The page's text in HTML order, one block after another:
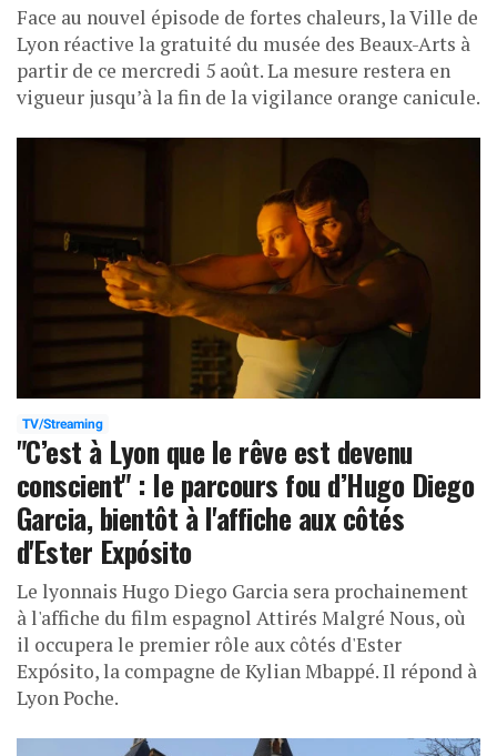
Face au nouvel épisode de fortes chaleurs, la Ville de
Lyon réactive la gratuité du musée des Beaux-Arts à
partir de ce mercredi 5 août. La mesure restera en
vigueur jusqu’à la fin de la vigilance orange canicule.
TV/Streaming
"C’est à Lyon que le rêve est devenu
conscient" : le parcours fou d’Hugo Diego
Garcia, bientôt à l'affiche aux côtés
d'Ester Expósito
Le lyonnais Hugo Diego Garcia sera prochainement
à l'affiche du film espagnol Attirés Malgré Nous, où
il occupera le premier rôle aux côtés d'Ester
Expósito, la compagne de Kylian Mbappé. Il répond à
Lyon Poche.